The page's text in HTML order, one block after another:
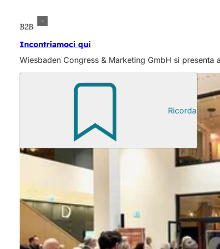
B2B
Incontriamoci qui
Wiesbaden Congress & Marketing GmbH si
Ricorda